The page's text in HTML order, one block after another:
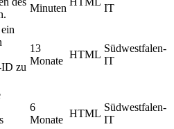
Minuten
IT
ID zu
13
Monate
HTML
Südwestfalen-
IT
6
Monate
HTML
Südwestfalen-
IT